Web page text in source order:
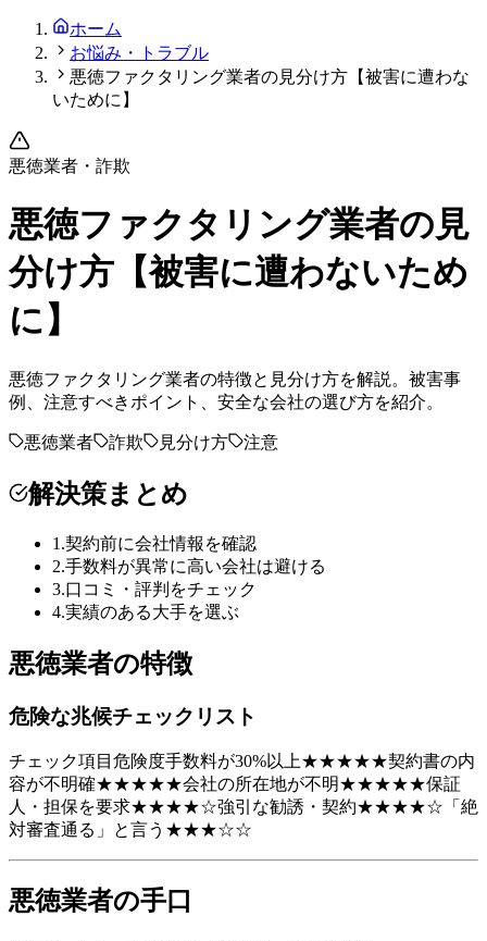
ホーム
お悩み・トラブル
悪徳ファクタリング業者の見分け方【被害に遭わな
いために】
悪徳業者・詐欺
悪徳ファクタリング業者の見
分け方【被害に遭わないため
に】
悪徳ファクタリング業者の特徴と見分け方を解説。被害事
例、注意すべきポイント、安全な会社の選び方を紹介。
悪徳業者 詐欺 見分け方 注意
解決策まとめ
1 .契約前に会社情報を確認
2.手数料が異常に高い会社は避ける
3.口コミ・評判をチェック
4.実績のある大手を選ぶ
悪徳業者の特徴
危険な兆候チェックリスト
チェック項目危険度手数料が30%以上★★★★★契約書の内
容が不明確★★★★★会社の所在地が不明★★★★★保証
人・担保を要求★★★★☆強引な勧誘・契約★★★★☆「絶
対審査通る」と言う★★★☆☆
悪徳業者の手口